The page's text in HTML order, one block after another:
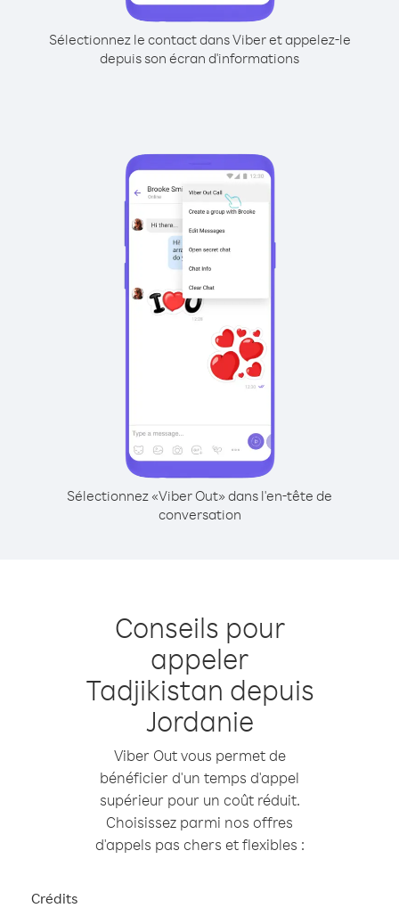
Sélectionnez le contact dans Viber et appelez-le
depuis son écran d'informations
Sélectionnez «Viber Out» dans l'en-tête de
conversation
Conseils pour
appeler
Tadjikistan depuis
Jordanie
Viber Out vous permet de
bénéficier d'un temps d'appel
supérieur pour un coût réduit.
Choisissez parmi nos offres
d'appels pas chers et flexibles :
Crédits